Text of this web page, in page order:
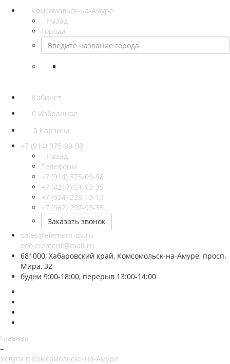
Комсомольск-на-Амуре
Назад
Города
Кабинет
0 Избранное
0 Корзина
+7 (914) 375-09-98
Назад
Телефоны
+7 (914) 375-09-98
+7 (4217) 51-93-35
+7 (924) 228-13-13
+7 (962) 297-93-35
Заказать звонок
sales@element-dv.ru
ooo.element@mail.ru
681000, Хабаровский край, Комсомольск-на-Амуре, просп.
Мира, 32
будни 9:00-18:00, перерыв 13:00-14:00
Главная
–
Услуги в Комсомольске-на-Амуре